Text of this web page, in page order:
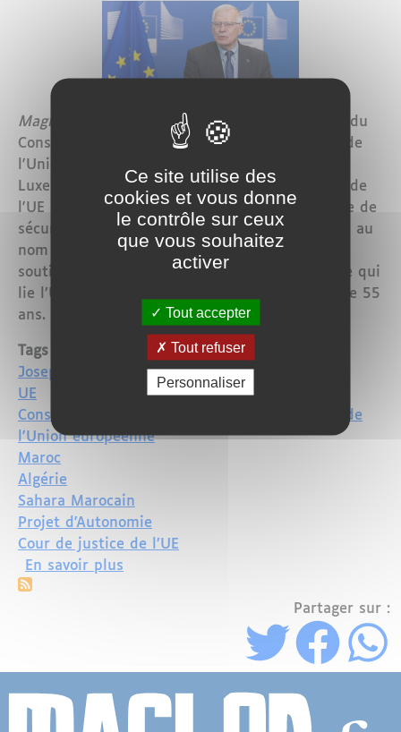
Maglor - Luxembourg, 14 octobre 2024
— Lors du
Conseil des ministres des Affaires étrangères de
l'Union européenne, réuni aujourd’hui à
Luxembourg, Josep Borrell, Haut représentant de
l'UE pour les Affaires étrangères et la politique de
sécurité, a fait une déclaration sans équivoque au
nom des 27 États membres. Il a exprimé leur
soutien indéfectible au partenariat stratégique qui
lie l’Union européenne au Maroc depuis plus de 55
ans.
Tags
Josep Borell
UE
Conseil des ministres des Affaires étrangères de
l'Union européenne
Maroc
Algérie
Sahara Marocain
Projet d'Autonomie
Cour de justice de l’UE
En savoir plus
Partager sur :
Ce site utilise des
cookies et vous donne
le contrôle sur ceux
que vous souhaitez
activer
Tout accepter
Tout refuser
Personnaliser